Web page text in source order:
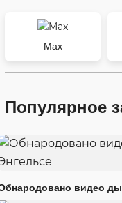
Max
Популярное
видео